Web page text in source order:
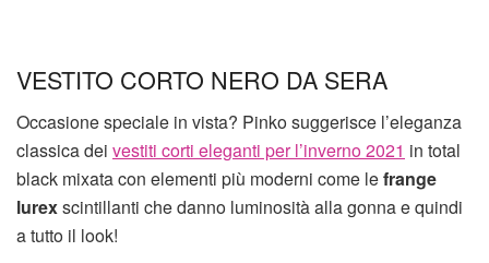
VESTITO CORTO NERO DA SERA
Occasione speciale in vista? Pinko suggerisce l’eleganza
classica dei vestiti corti eleganti per l’inverno 2021 in total
black mixata con elementi più moderni come lefrange
lurexscintillanti che danno luminosità alla gonna e quindi
a tutto il look!